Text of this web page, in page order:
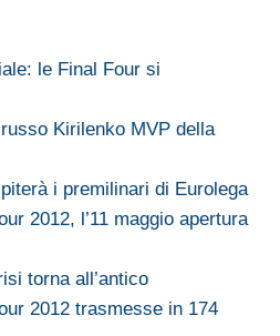
le Final Four si
Kirilenko MVP della
i premilinari di Eurolega
2012, l’11 maggio apertura
torna all’antico
2012 trasmesse in 174